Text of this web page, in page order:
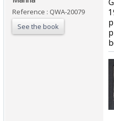
Reference : QWA-20079
See the book